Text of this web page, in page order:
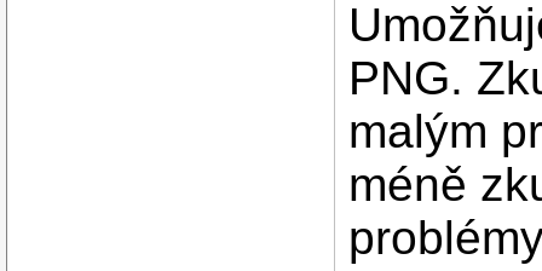
PNG.
malým
méně